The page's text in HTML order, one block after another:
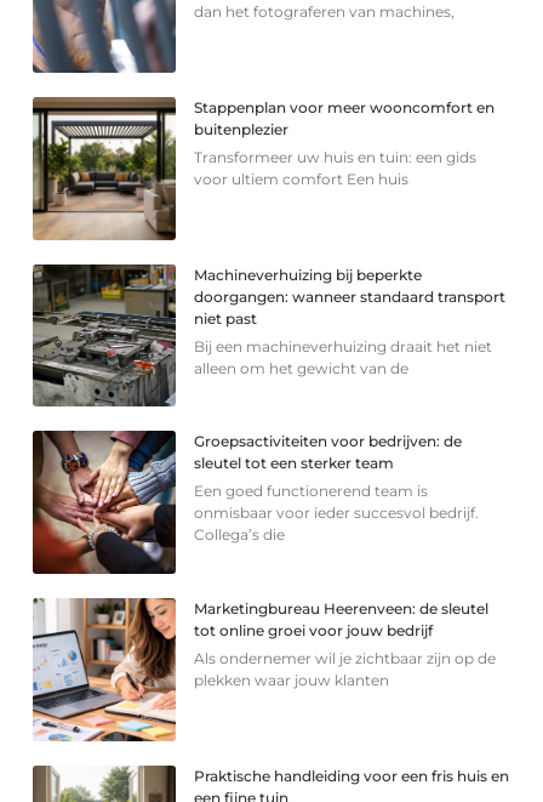
dan het fotograferen van machines,
Stappenplan voor meer wooncomfort en
buitenplezier
Transformeer uw huis en tuin: een gids
voor ultiem comfort Een huis
Machineverhuizing bij beperkte
doorgangen: wanneer standaard transport
niet past
Bij een machineverhuizing draait het niet
alleen om het gewicht van de
Groepsactiviteiten voor bedrijven: de
sleutel tot een sterker team
Een goed functionerend team is
onmisbaar voor ieder succesvol bedrijf.
Collega’s die
Marketingbureau Heerenveen: de sleutel
tot online groei voor jouw bedrijf
Als ondernemer wil je zichtbaar zijn op de
plekken waar jouw klanten
Praktische handleiding voor een fris huis en
een fijne tuin